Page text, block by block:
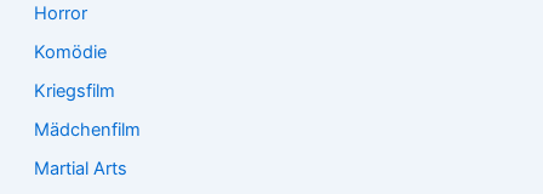
Horror
Komödie
Kriegsfilm
Mädchenfilm
Martial Arts